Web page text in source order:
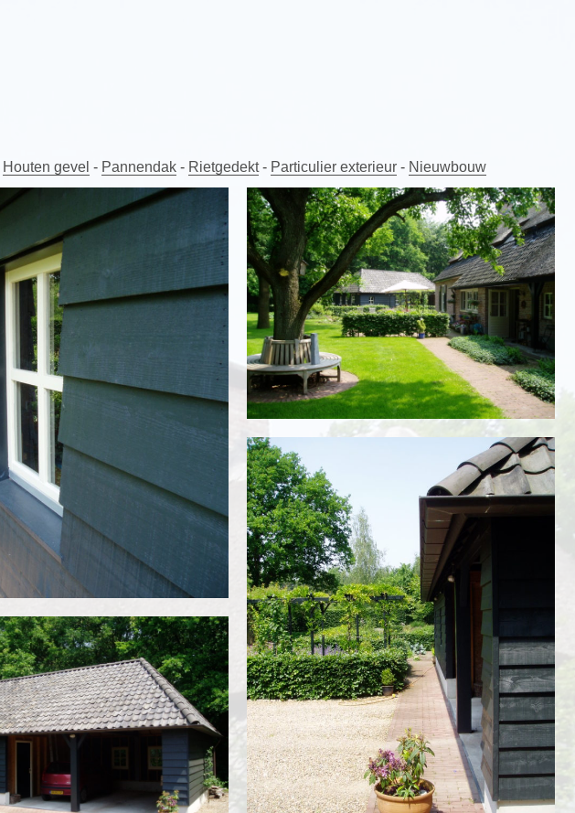
Houten gevel - Pannendak- Rietgedekt- Particulier exterieur- Nieuwbouw